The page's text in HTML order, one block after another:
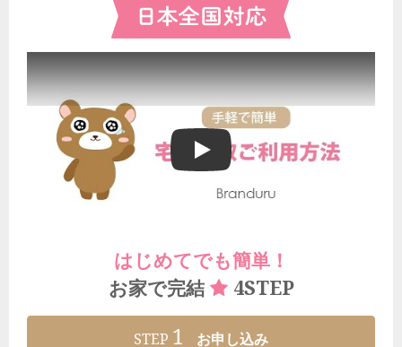
ブランドゥールの宅配買取ご利用方法
はじめてでも簡単！
お家で完結
4STEP
STEP 1 お申し込み